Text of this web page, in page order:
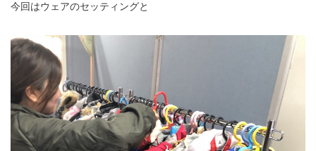
今回はウェアのセッティングと